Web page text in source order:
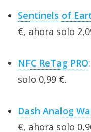
Sentinels of
€, ahora solo
NFC ReTag PRO
solo 0,99 €.
Dash Analog
€, ahora solo